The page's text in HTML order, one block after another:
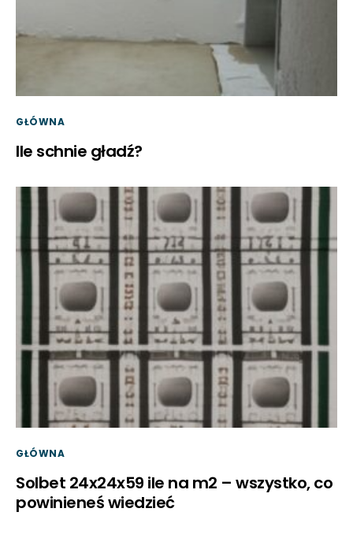
GŁÓWNA
Ile schnie gładź?
GŁÓWNA
Solbet 24x24x59 ile na m2 – wszystko, co
powinieneś wiedzieć